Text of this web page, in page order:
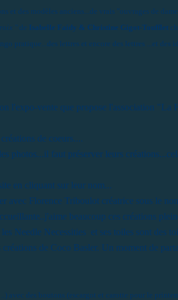
et des modèles anciens...de vrais "ouvrages de
"de Isabelle Faidy & Christine Gigot-Toufflet
pratique...des lettres et encore des lettres ...et des
l'expo-vente que propose l'association "La
de coeurs....
photos...il faut préserver leurs
en cliquant sur leur nom...
avec Florence Triboulot créatrice sous le
beaucoup ces créations
Needle Necessities et ses toiles sont des
de Coco Basler. Un moment de
avec des boutons (escargot et carotte pour le